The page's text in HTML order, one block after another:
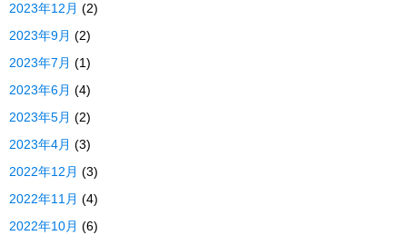
2023年12月 (2)
2023年9月 (2)
2023年7月 (1)
2023年6月 (4)
2023年5月 (2)
2023年4月 (3)
2022年12月 (3)
2022年11月 (4)
2022年10月 (6)